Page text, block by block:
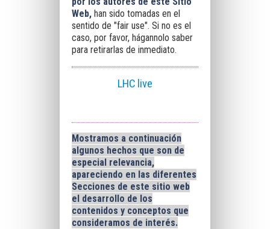
Web,han sido tomadas en el
sentido de "fair use". Si no es el
caso, por favor, hágannolo saber
para retirarlas de inmediato.
LHC live
Mostramos a continuación
algunos hechos que son de
especial relevancia,
apareciendo en las diferentes
Secciones de este sitio web
el desarrollo de los
contenidos y conceptos que
consideramos de interés.